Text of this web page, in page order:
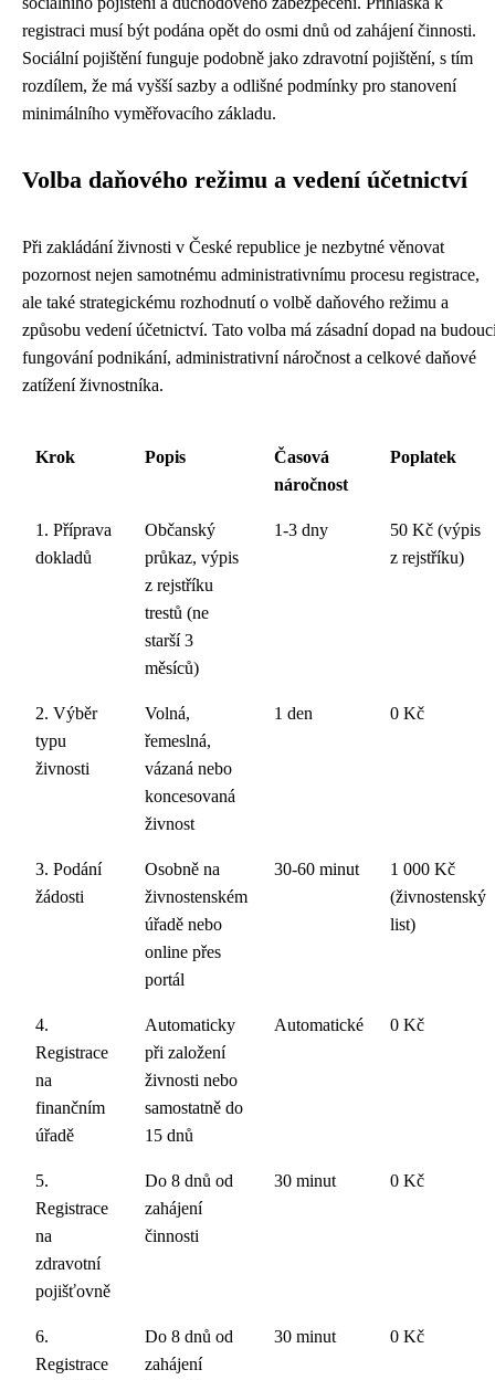
registraci musí být podána opět do osmi dnů od zahájení činnosti.
Sociální pojištění funguje podobně jako zdravotní pojištění, s tím
rozdílem, že má vyšší sazby a odlišné podmínky pro stanovení
minimálního vyměřovacího základu.
Volba daňového režimu a vedení účetnictví
Při zakládání živnosti v České republice je nezbytné věnovat
pozornost nejen samotnému administrativnímu procesu registrace,
ale také strategickému rozhodnutí o volbě daňového režimu a
způsobu vedení účetnictví. Tato volba má zásadní dopad na
fungování podnikání, administrativní náročnost a celkové daňové
zatížení živnostníka.
Krok Popis
Časová
náročnost
Poplatek
1. Příprava
dokladů
Občanský
průkaz, výpis
z rejstříku
trestů (ne
starší 3
měsíců)
1-3 dny
50 Kč (výpis
z rejstříku)
2. Výběr
typu
živnosti
Volná,
řemeslná,
vázaná nebo
koncesovaná
živnost
1 den 0 Kč
3. Podání
žádosti
Osobně na
živnostenském
úřadě nebo
online přes
portál
30-60 minut
1 000 Kč
(živnostenský
list)
4.
Registrace
na
finančním
úřadě
Automaticky
při založení
živnosti nebo
samostatně do
15 dnů
Automatické 0 Kč
5.
Registrace
na
zdravotní
pojišťovně
Do 8 dnů od
zahájení
činnosti
30 minut 0 Kč
6.
Registrace
Do 8 dnů od
zahájení
30 minut 0 Kč